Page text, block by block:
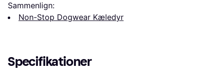
Sammenlign:
Non-Stop Dogwear Kæledyr
Specifikationer